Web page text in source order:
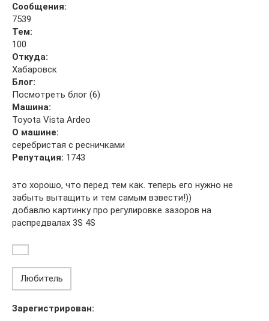
Сообщения:
7539
Тем:
100
Откуда:
Хабаровск
Блог:
Посмотреть блог (6)
Машина:
Toyota Vista Ardeo
О машине:
серебристая с ресничками
Репутация: 1743
это хорошо, что перед тем как. теперь его нужно не
забыть вытащить и тем самым взвести!))
добавлю картинку про регулировке зазоров на
распредвалах 3S 4S
Любитель
Зарегистрирован: